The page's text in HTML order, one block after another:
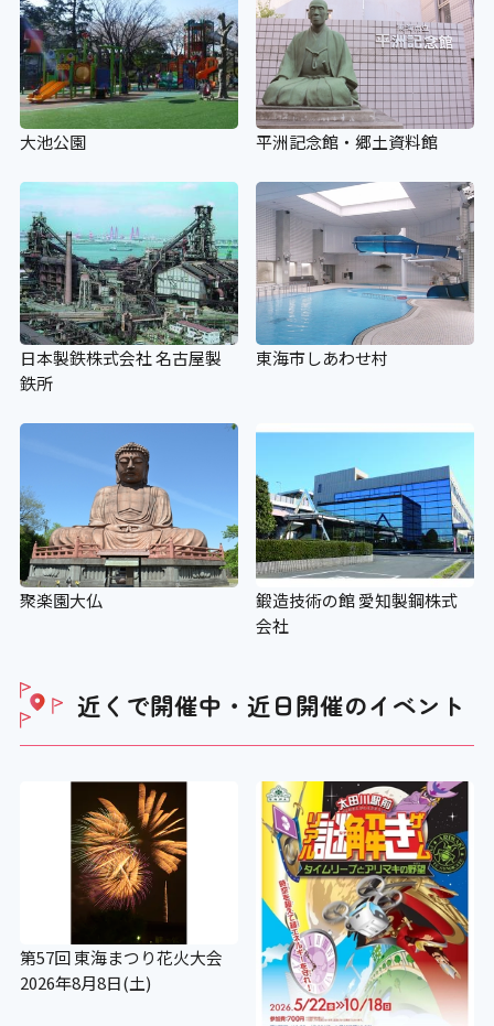
大池公園 平洲記念館・郷土資料館
日本製鉄株式会社 名古屋製
鉄所
東海市しあわせ村
聚楽園大仏
鍛造技術の館 愛知製鋼株式
会社
近くで開催中・近日開催のイベント
第57回 東海まつり花火大会
2026年8月8日(土)